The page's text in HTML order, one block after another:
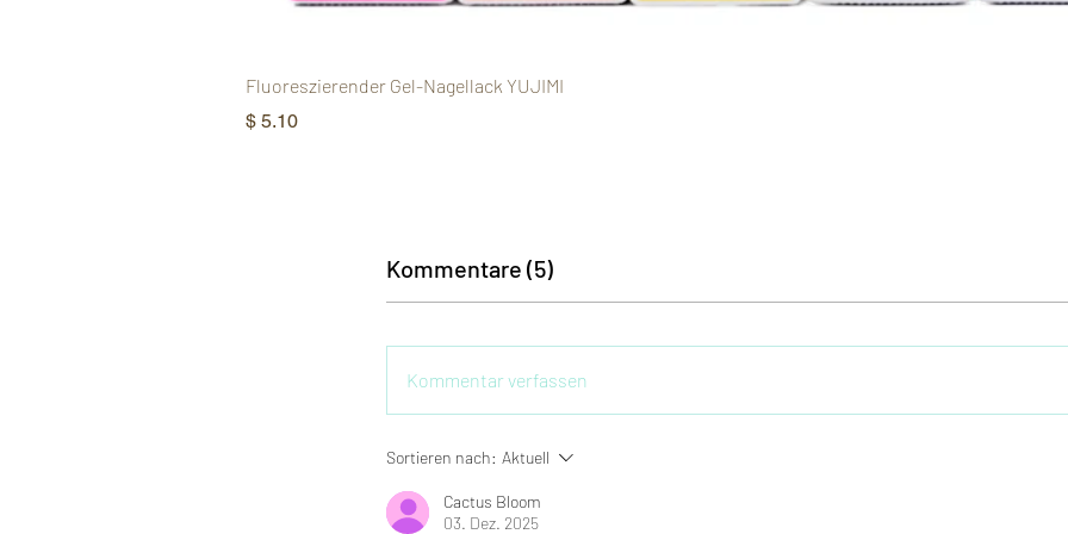
Fluoreszierender Gel-Nagellack YUJIMI
Preis
$ 5.10
Kommentare (5)
Kommentar verfassen
Sortieren nach: Aktuell
Cactus Bloom
03. Dez. 2025